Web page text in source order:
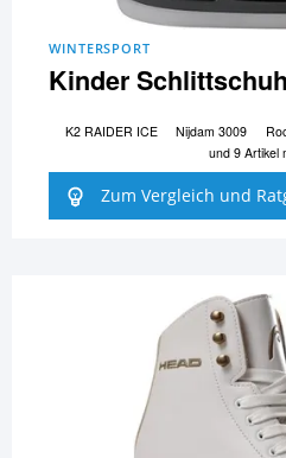
WINTERSPORT
Kinder Schlittschuh
K2 RAIDER ICE Nijdam 3009
und 9 Artikel
Zum Vergleich und